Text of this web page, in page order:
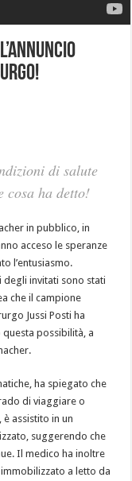
di salute
cosa ha detto!
in pubblico, in
acceso le speranze
l’entusiasmo.
invitati sono stati
che il campione
Jussi Posti ha
possibilità, a
ha spiegato che
di viaggiare o
assistito in un
suggerendo che
Il medico ha inoltre
a letto da